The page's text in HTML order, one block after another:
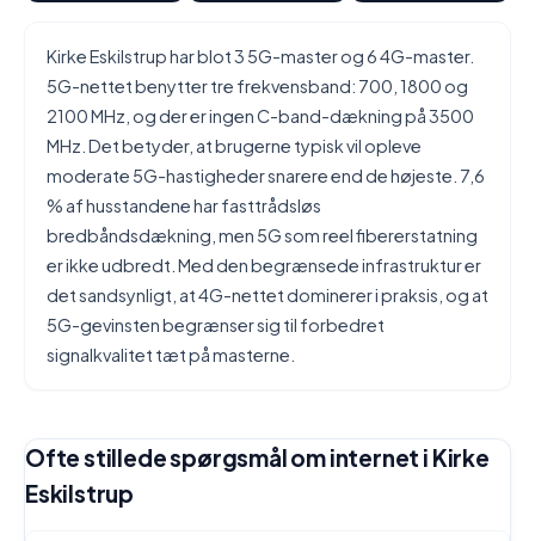
Kirke Eskilstrup har blot 3 5G-master og 6 4G-master.
5G-nettet benytter tre frekvensband: 700, 1800 og
2100 MHz, og der er ingen C-band-dækning på 3500
MHz. Det betyder, at brugerne typisk vil opleve
moderate 5G-hastigheder snarere end de højeste. 7,6
% af husstandene har fasttrådsløs
bredbåndsdækning, men 5G som reel fibererstatning
er ikke udbredt. Med den begrænsede infrastruktur er
det sandsynligt, at 4G-nettet dominerer i praksis, og at
5G-gevinsten begrænser sig til forbedret
signalkvalitet tæt på masterne.
Ofte stillede spørgsmål om internet i Kirke
Eskilstrup